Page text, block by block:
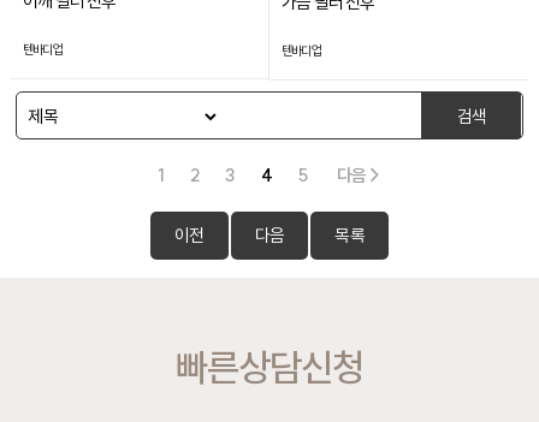
텐바디업 텐바디업
검색
1 2 3 4 5 다음 >
이전 다음 목록
빠른상담신청